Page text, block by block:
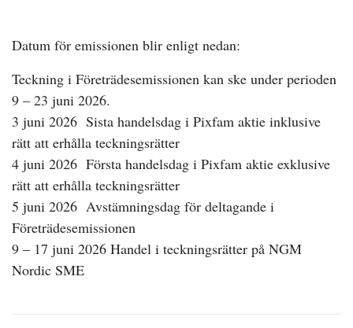
Datum för emissionen blir enligt nedan:
Teckning i Företrädesemissionen kan ske under perioden
9 – 23 juni 2026.
3 juni 2026 Sista handelsdag i Pixfam aktie inklusive
rätt att erhålla teckningsrätter
4 juni 2026 Första handelsdag i Pixfam aktie exklusive
rätt att erhålla teckningsrätter
5 juni 2026 Avstämningsdag för deltagande i
Företrädesemissionen
9 – 17 juni 2026 Handel i teckningsrätter på NGM
Nordic SME